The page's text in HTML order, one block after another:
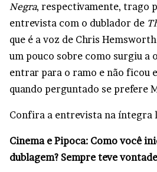
Negra, respectivamente, trago
entrevista com o dublador de
que é a voz de Chris
um pouco sobre como surgiu a
entrar para o ramo e não ficou
quando perguntado se prefere
Confira a entrevista na íntegra
Cinema e Pipoca: Como você
dublagem? Sempre teve